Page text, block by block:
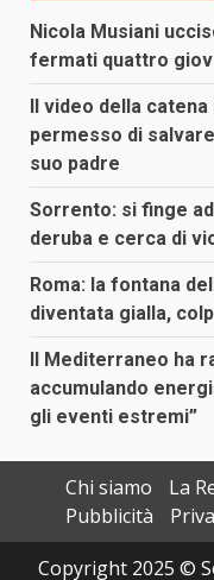
Nicola Musiani
fermati quattro
Il video della
permesso di
suo padre
Sorrento: si finge
deruba e cerca di
Roma: la fontana
diventata gialla,
Il Mediterraneo ha
accumulando
gli eventi estremi”
Chi siamo
La
Pubblicità
Copyright 2025 ©